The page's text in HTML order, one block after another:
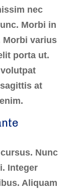
nec
Morbi in
Morbi varius
porta ut.
at
Nunc
Integer
Aliquam